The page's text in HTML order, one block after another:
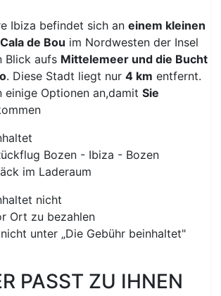
Ibiza befindet sich an einem kleinen
de Bou im Nordwesten der Insel
Blick aufs Mittelemeer und die Bucht
. Diese Stadt liegt nur 4 km entfernt.
einige Optionen an,damit Sie
Bozen - Ibiza - Bozen
im Laderaum
nicht
Ort zu bezahlen
unter „Die Gebühr beinhaltet"
PASST ZU IHNEN